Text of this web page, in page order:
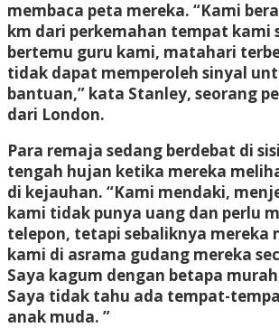
membaca peta mereka. “Kami
km dari perkemahan tempat kami
bertemu guru kami, matahari
tidak dapat memperoleh sinyal
bantuan,” kata Stanley, seorang
dari London.
Para remaja sedang berdebat di
tengah hujan ketika mereka
di kejauhan. “Kami mendaki,
kami tidak punya uang dan perlu
telepon, tetapi sebaliknya mereka
kami di asrama gudang mereka
Saya kagum dengan betapa
Saya tidak tahu ada tempat-
anak muda. ”